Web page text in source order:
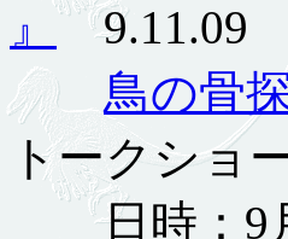
』 9.11.09
鳥の骨
トークショ
日時：9